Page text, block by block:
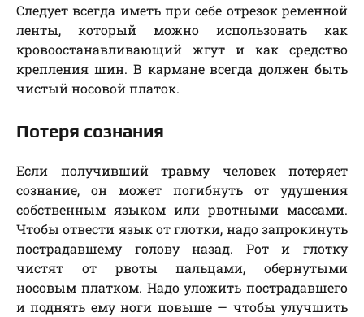
Следует всегда иметь при себе отрезок ременной
ленты, который можно использовать как
кровоостанавливающий жгут и как средство
крепления шин. В кармане всегда должен быть
чистый носовой платок.
Потеря сознания
Если получивший травму человек потеряет
сознание, он может погибнуть от удушения
собственным языком или рвотными массами.
Чтобы отвести язык от глотки, надо запрокинуть
пострадавшему голову назад. Рот и глотку
чистят от рвоты пальцами, обернутыми
носовым платком. Надо уложить пострадавшего
и поднять ему ноги повыше — чтобы улучшить